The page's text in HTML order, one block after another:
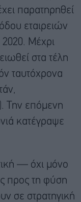
παρατηρηθεί
εταιρειών
Μέχρι
στα τέλη
ταυτόχρονα
Την επόμενη
κατέγραψε
— όχι μόνο
προς τη φύση
σε στρατηγική